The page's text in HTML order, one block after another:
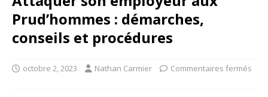
Prud’hommes : démarches,
conseils et procédures
octobre 2, 2023 Nathan Carmier Commentaires fermés